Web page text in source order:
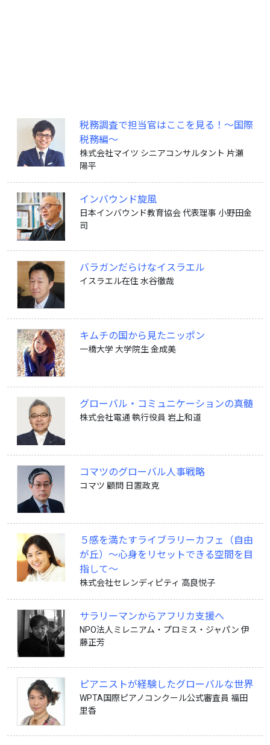
税務調査で担当官はここを見る！～国際
税務編～
株式会社マイツ シニアコンサルタント 片瀬
陽平
インバウンド旋風
日本インバウンド教育協会 代表理事 小野田金
司
バラガンだらけなイスラエル
イスラエル在住 水谷徹哉
キムチの国から見たニッポン
一橋大学 大学院生 金成美
グローバル・コミュニケーションの真髄
株式会社電通 執行役員 岩上和道
コマツのグローバル人事戦略
コマツ 顧問 日置政克
５感を満たすライブラリーカフェ（自由
が丘）〜心身をリセットできる空間を目
指して〜
株式会社セレンディピティ 高良悦子
サラリーマンからアフリカ支援へ
NPO法人ミレニアム・プロミス・ジャパン 伊
藤正芳
ピアニストが経験したグローバルな世界
WPTA国際ピアノコンクール公式審査員 福田
里香